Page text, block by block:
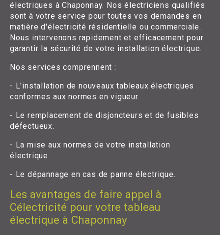
électriques à Chaponnay. Nos électriciens qualifiés
sont à votre service pour toutes vos demandes en
matière d'électricité résidentielle ou commerciale.
Nous intervenons rapidement et efficacement pour
garantir la sécurité de votre installation électrique.
Nos services comprennent :
- L'installation de nouveaux tableaux électriques
conformes aux normes en vigueur.
- Le remplacement de disjoncteurs et de fusibles
défectueux.
- La mise aux normes de votre installation
électrique.
- Le dépannage en cas de panne électrique.
Les avantages de faire appel à
Célectricité pour votre tableau
électrique à Chaponnay